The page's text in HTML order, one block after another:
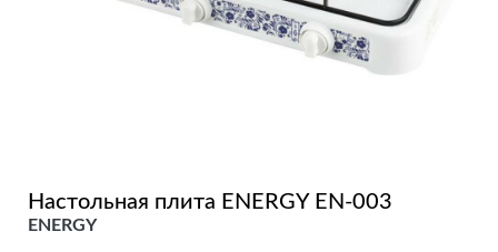
Настольная плита ENERGY EN-003
ENERGY